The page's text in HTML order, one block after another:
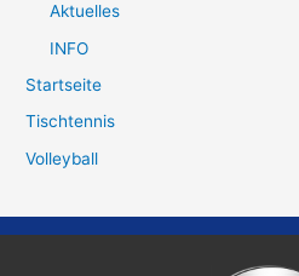
Aktuelles
INFO
Startseite
Tischtennis
Volleyball